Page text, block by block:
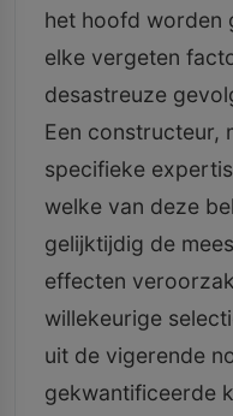
het hoofd worden
elke vergeten
desastreuze
Een constructeur,
specifieke
welke van deze
gelijktijdig de
effecten
willekeurige
uit de vigerende
gekwantificeerde